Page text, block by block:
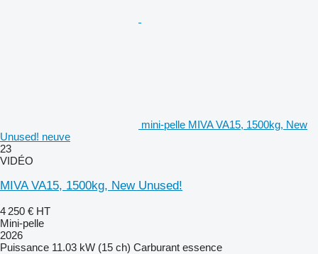
mini-pelle MIVA VA15, 1500kg, New
Unused! neuve
23
VIDÉO
MIVA VA15, 1500kg, New Unused!
4 250 € HT
Mini-pelle
2026
Puissance 11.03 kW (15 ch) Carburant essence